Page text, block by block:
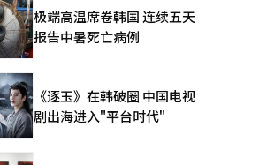
极端高温席卷韩国 连续五天
报告中暑死亡病例
《逐玉》在韩破圈 中国电视
剧出海进入"平台时代"